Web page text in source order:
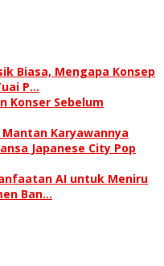
Biasa, Mengapa Konsep
P…
Konser Sebelum
Karyawannya
Japanese City Pop
AI untuk Meniru
Ban…